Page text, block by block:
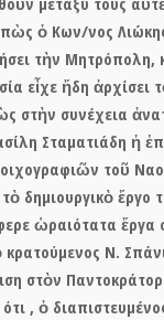
ὁ Κων/νος
τὴν Μητρόπολη,
εἶχε ἤδη ἀρχίσει
στὴν συνέχεια
Σταματιάδη ἡ
τοῦ
δημιουργικὸ ἔργο
ὡραιότατα ἔργα
Ν.
στὸν
, ὁ